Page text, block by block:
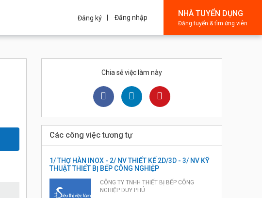
Đăng ký Đăng nhập NHÀ TUYỂN DỤNG
Đăng tuyển & tìm ứng viên
Chia sẻ việc làm này
Các công việc tương tự
1/ THỢ HÀN INOX - 2/ NV THIẾT KẾ 2D/3D - 3/ NV KỸ
THUẬT THIẾT BỊ BẾP CÔNG NGHIỆP
CÔNG TY TNHH THIẾT BỊ BẾP CÔNG
NGHIỆP DUY PHÚ